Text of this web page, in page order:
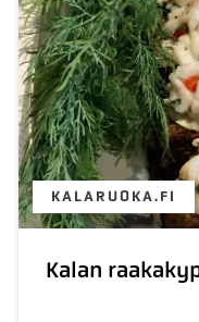
KALARUOKA.FI
Kalan